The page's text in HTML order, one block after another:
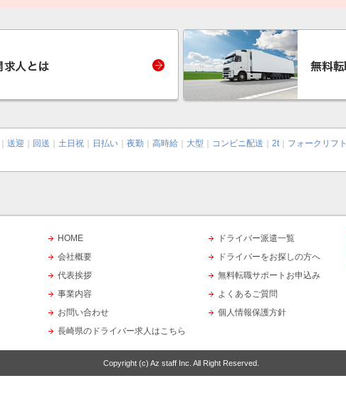
送迎 回送 土日祝 日払い 夜勤 高時給 大型 コンビニ配送 2t｜ フォークリフト
HOME
会社概要
代表挨拶
事業内容
お問い合わせ
長崎県のドライバー求人はこちら
ドライバー派遣一覧
ドライバーをお探しの方へ
無料転職サポートお申込み
よくあるご質問
個人情報保護方針
Copyright (c) Az staff Inc. All Right Reserved.